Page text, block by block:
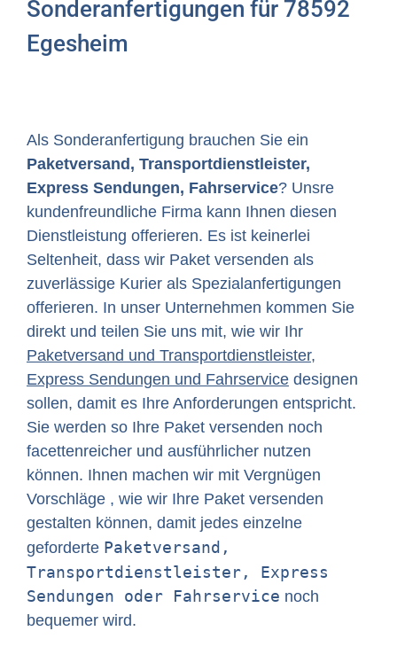
Sonderanfertigungen für 78592
Egesheim
Als Sonderanfertigung brauchen Sie ein
Paketversand, Transportdienstleister,
Express Sendungen, Fahrservice? Unsre
kundenfreundliche Firma kann Ihnen diesen
Dienstleistung offerieren. Es ist keinerlei
Seltenheit, dass wir Paket versenden als
zuverlässige Kurier als Spezialanfertigungen
offerieren. In unser Unternehmen kommen Sie
direkt und teilen Sie uns mit, wie wir Ihr
Paketversand und Transportdienstleister,
Express Sendungen und Fahrservice designen
sollen, damit es Ihre Anforderungen entspricht.
Sie werden so Ihre Paket versenden noch
facettenreicher und ausführlicher nutzen
können. Ihnen machen wir mit Vergnügen
Vorschläge , wie wir Ihre Paket versenden
gestalten können, damit jedes einzelne
geforderte Paketversand,
Transportdienstleister, Express
Sendungen oder Fahrservice noch
bequemer wird.